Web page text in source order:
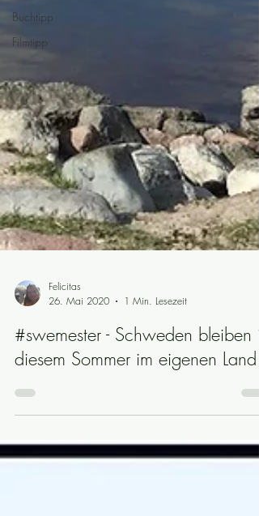
Buchtipp
Filmtipp
26. Mai 2020
1 Min. Lesezeit
#swemester - Schweden bleiben in
diesem Sommer im eigenen Land